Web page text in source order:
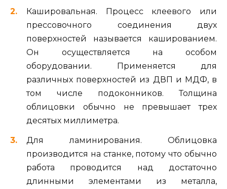
Кашировальная. Процесс клеевого или
прессовочного соединения двух
поверхностей называется кашированием.
Он осуществляется на особом
оборудовании. Применяется для
различных поверхностей из ДВП и МДФ, в
том числе подоконников. Толщина
облицовки обычно не превышает трех
десятых миллиметра.
Для ламинирования. Облицовка
производится на станке, потому что обычно
работа проводится над достаточно
длинными элементами из металла,